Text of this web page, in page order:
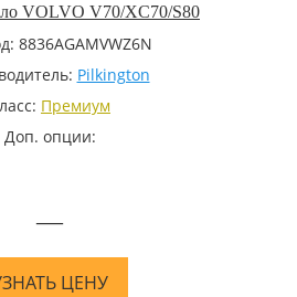
VOLVO V70/XC70/S80
8836AGAMVWZ6N
Pilkington
Премиум
Доп. опции:
—
ЦЕНУ